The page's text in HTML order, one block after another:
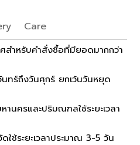
Care
สำหรับคำสั่งซื้อที่มียอดมากกว่า
ทร์ถึงวันศุกร์ ยกเว้นวันหยุด
นครและปริมณฑลใช้ระยะเวลา
ช้ระยะเวลาประมาณ 3-5 วัน